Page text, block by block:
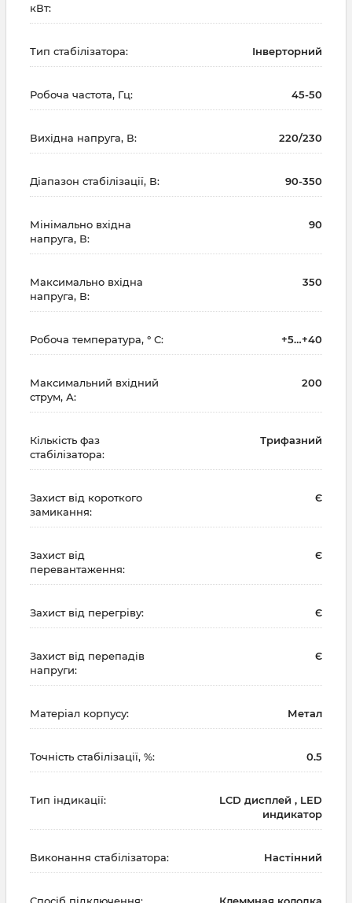
кВт:
Тип стабілізатора: Інверторний
Робоча частота, Гц: 45-50
Вихідна напруга, В: 220/230
Діапазон стабілізації, В: 90-350
Мінімально вхідна
напруга, В:
90
Максимально вхідна
напруга, В:
350
Робоча температура, ° С: +5…+40
Максимальний вхідний
струм, А:
200
Кількість фаз
стабілізатора:
Трифазний
Захист від короткого
замикання:
Є
Захист від
перевантаження:
Є
Захист від перегріву: Є
Захист від перепадів
напруги:
Є
Матеріал корпусу: Метал
Точність стабілізації, %: 0.5
Тип індикації:
LCD дисплей , LED
индикатор
Виконання стабілізатора: Настінний
Спосіб підключення: Клеммная колодка